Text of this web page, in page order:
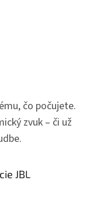
čo počujete.
zvuk – či už
JBL